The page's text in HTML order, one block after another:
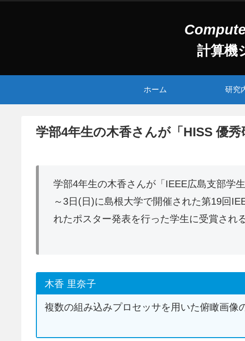
計算機
ホーム 研究
学部4年生の木香さんが「HISS 優
学部4年生の木香さんが「IEEE広島支部学
～3日(日)に島根大学で開催された第19回
れたポスター発表を行った学生に受賞され
木香 里奈子
複数の組み込みプロセッサを用いた俯瞰画像